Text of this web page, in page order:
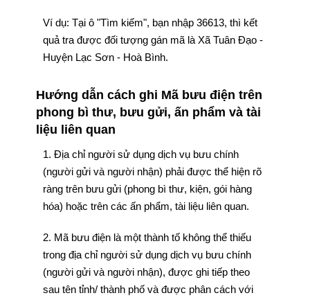
Ví dụ: Tại ô "Tìm kiếm", bạn nhập 36613, thì kết
quả tra được đối tượng gán mã là Xã Tuân Đạo -
Huyện Lạc Sơn - Hoà Bình.
Hướng dẫn cách ghi Mã bưu điện trên
phong bì thư, bưu gửi, ấn phẩm và tài
liệu liên quan
1. Địa chỉ người sử dụng dịch vụ bưu chính
(người gửi và người nhận) phải được thể hiện rõ
ràng trên bưu gửi (phong bì thư, kiện, gói hàng
hóa) hoặc trên các ấn phẩm, tài liệu liên quan.
2. Mã bưu điện là một thành tố không thể thiếu
trong địa chỉ người sử dụng dịch vụ bưu chính
(người gửi và người nhận), được ghi tiếp theo
sau tên tỉnh/ thành phố và được phân cách với